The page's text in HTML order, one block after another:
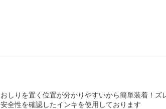
おしりを置く位置が分かりやすいから簡単装着！ズ
安全性を確認したインキを使用しております